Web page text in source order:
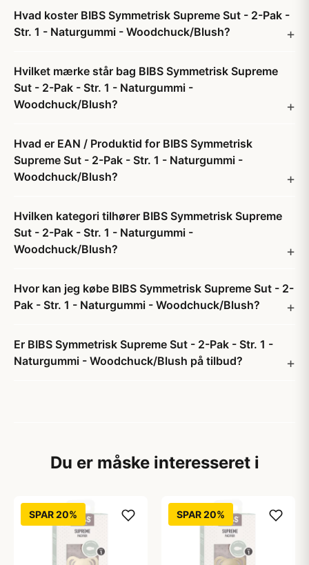
Hvad koster BIBS Symmetrisk Supreme Sut - 2-Pak -
Str. 1 - Naturgummi - Woodchuck/Blush?
Hvilket mærke står bag BIBS Symmetrisk Supreme
Sut - 2-Pak - Str. 1 - Naturgummi -
Woodchuck/Blush?
Hvad er EAN / Produktid for BIBS Symmetrisk
Supreme Sut - 2-Pak - Str. 1 - Naturgummi -
Woodchuck/Blush?
Hvilken kategori tilhører BIBS Symmetrisk Supreme
Sut - 2-Pak - Str. 1 - Naturgummi -
Woodchuck/Blush?
Hvor kan jeg købe BIBS Symmetrisk Supreme Sut - 2-
Pak - Str. 1 - Naturgummi - Woodchuck/Blush?
Er BIBS Symmetrisk Supreme Sut - 2-Pak - Str. 1 -
Naturgummi - Woodchuck/Blush på tilbud?
Du er måske interesseret i
SPAR 20% SPAR 20%